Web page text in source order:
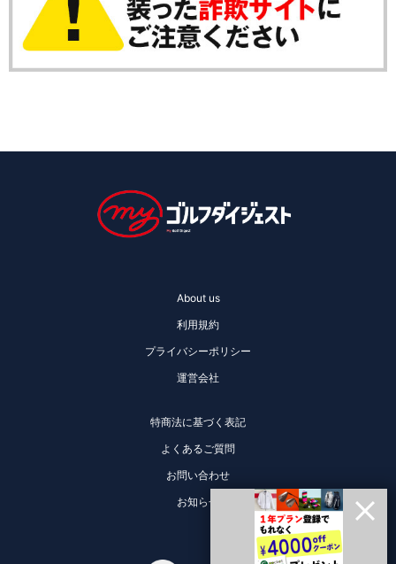
About us
利用規約
プライバシーポリシー
運営会社
特商法に基づく表記
よくあるご質問
お問い合わせ
お知らせ